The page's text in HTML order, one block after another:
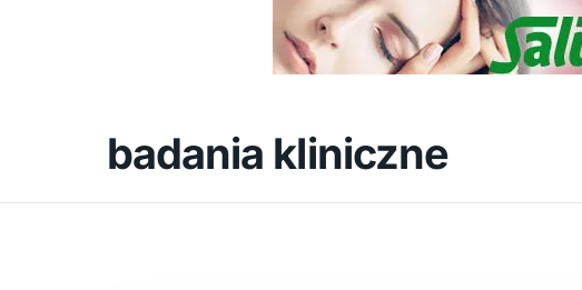
badania kliniczne